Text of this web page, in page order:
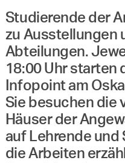
Studierende der
zu Ausstellungen
Abteilungen.
18:00 Uhr starten
Infopoint am
Sie besuchen die
Häuser der
auf Lehrende und
die Arbeiten